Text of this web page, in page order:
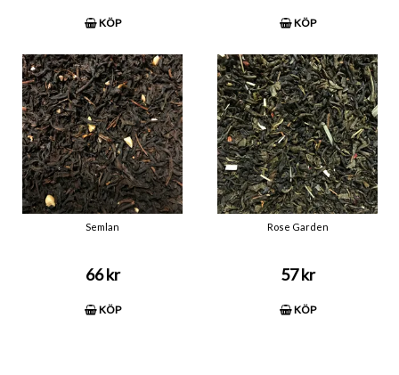
KÖP KÖP
Semlan
66 kr
KÖP
Rose Garden
57 kr
KÖP